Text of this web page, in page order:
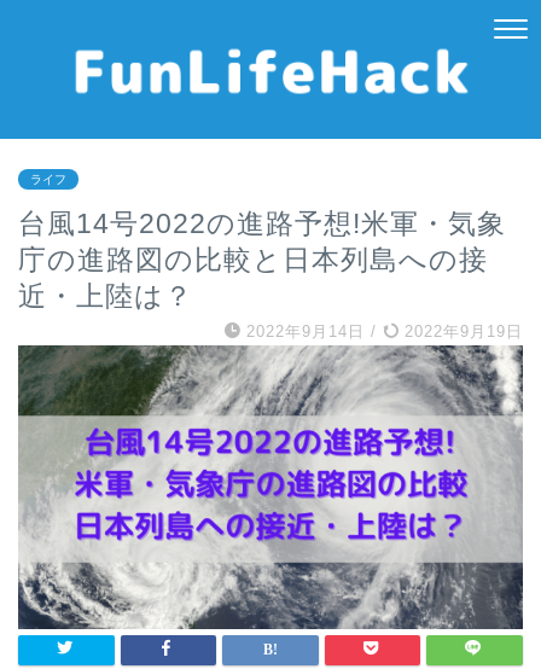
ライフ
台風14号2022の進路予想!米軍・気象
庁の進路図の比較と日本列島への接
近・上陸は？
2022年9月14日 / 2022年9月19日